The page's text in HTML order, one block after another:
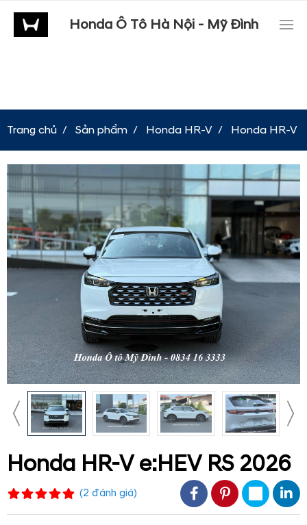
Honda Ô Tô Hà Nội - Mỹ Đình
Trang chủ Sản phẩm Honda HR-V Honda HR-V
Honda HR-V e:HEV RS 2026
(2 đánh giá)